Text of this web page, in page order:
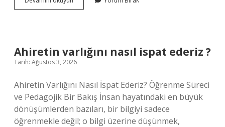
köfte
?
Ahiretin varlığını nasıl ispat ederiz ?
Tarih: Ağustos 3, 2026
Ahiretin Varlığını Nasıl İspat Ederiz? Öğrenme Süreci
ve Pedagojik Bir Bakış İnsan hayatındaki en büyük
dönüşümlerden bazıları, bir bilgiyi sadece
öğrenmekle değil; o bilgi üzerine düşünmek,